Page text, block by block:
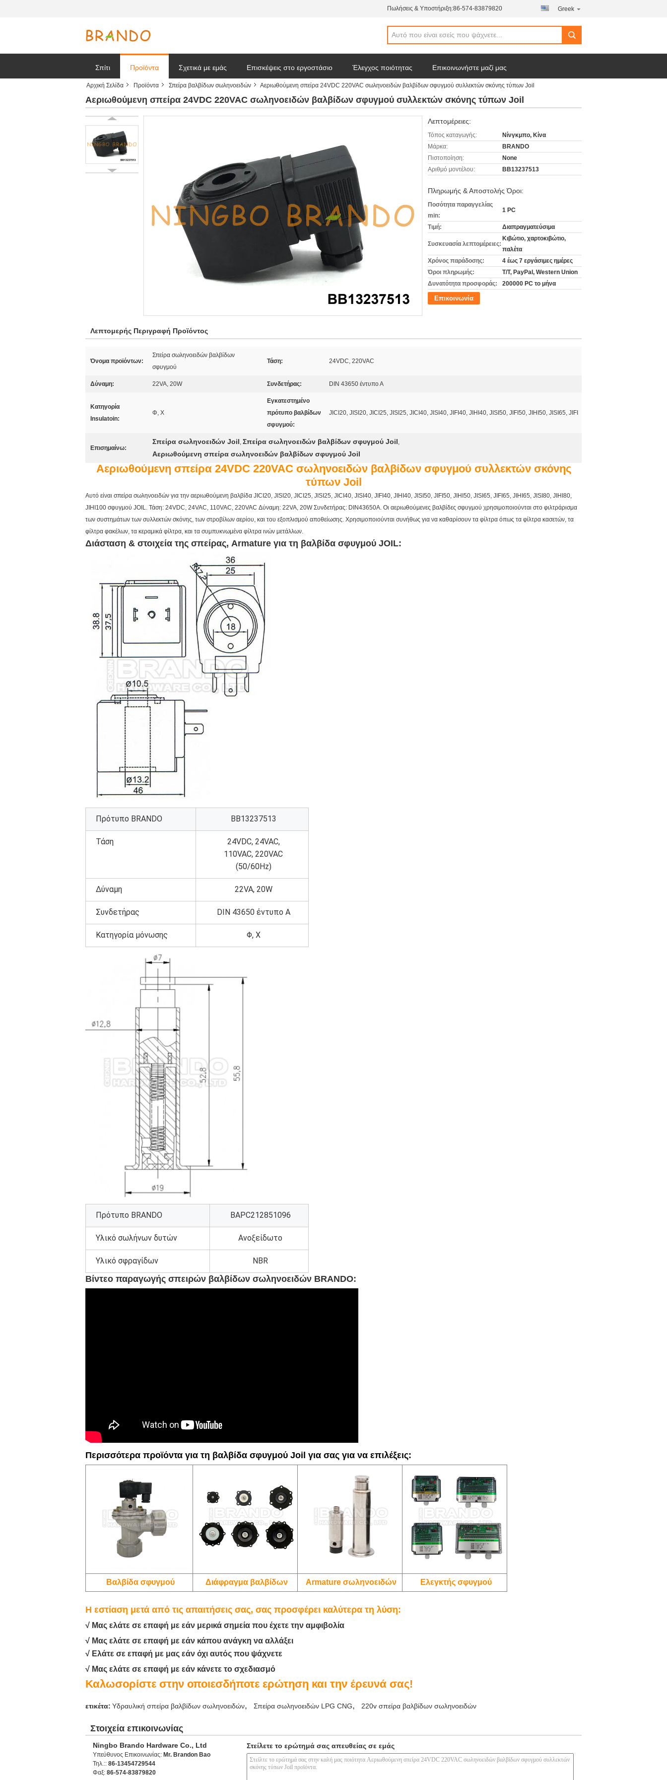
Πωλήσεις & Υποστήριξη:86-574-83879820 Greek
Σπίτι Προϊόντα Σχετικά με εμάς Επισκέψεις στο εργοστάσιο Έλεγχος ποιότητας Επικοινωνήστε μαζί μας
Ζητήστε ένα απόσπασμα Ειδήσεις επιχείρησης
Αρχική Σελίδα Προϊόντα Σπείρα βαλβίδων σωληνοειδών Αεριωθούμενη σπείρα 24VDC 220VAC σωληνοειδών βαλβίδων σφυγμού συλλεκτών σκόνης τύπων Joil
Αεριωθούμενη σπείρα 24VDC 220VAC σωληνοειδών βαλβίδων σφυγμού συλλεκτών σκόνης τύπων Joil
Λεπτομέρειες:
Τόπος καταγωγής:
Νίνγκμπο, Κίνα
Μάρκα:
BRANDO
Πιστοποίηση:
None
Αριθμό μοντέλου:
BB13237513
Πληρωμής & Αποστολής Όροι:
Ποσότητα παραγγελίας
min:
1 PC
Τιμή: Διαπραγματεύσιμα
Συσκευασία λεπτομέρειες:
Κιβώτιο, χαρτοκιβώτιο,
παλέτα
Χρόνος παράδοσης:
4 έως 7 εργάσιμες ημέρες
Όροι πληρωμής:
T/T, PayPal, Western Union
Δυνατότητα προσφοράς:
200000 PC το μήνα
Επικοινωνία
Λεπτομερής Περιγραφή Προϊόντος
Όνομα προϊόντων:
Σπείρα σωληνοειδών βαλβίδων
σφυγμού
Τάση: 24VDC, 220VAC
Δύναμη: 22VA, 20W Συνδετήρας: DIN 43650 έντυπο Α
Κατηγορία
Insulatoin:
Φ, Χ
Εγκατεστημένο
πρότυπο βαλβίδων
σφυγμού:
JICI20, JISI20, JICI25, JISI25, JICI40, JISI40, JIFI40, JIHI40, JISI50, JIFI50, JIHI50, JISI65, JIFI
Επισημαίνω:
Σπείρα σωληνοειδών Joil, Σπείρα σωληνοειδών βαλβίδων σφυγμού Joil,
Αεριωθούμενη σπείρα σωληνοειδών βαλβίδων σφυγμού Joil
Αεριωθούμενη σπείρα 24VDC 220VAC σωληνοειδών βαλβίδων σφυγμού συλλεκτών σκόνης
τύπων Joil
Αυτό είναι σπείρα σωληνοειδών για την αεριωθούμενη βαλβίδα JICI20, JISI20, JICI25, JISI25, JICI40, JISI40, JIFI40, JIHI40, JISI50, JIFI50, JIHI50, JISI65, JIFI65, JIHI65, JISI80, JIHI80,
JIHI100 σφυγμού JOIL. Τάση: 24VDC, 24VAC, 110VAC, 220VAC Δύναμη: 22VA, 20W Συνδετήρας: DIN43650A. Οι αεριωθούμενες βαλβίδες σφυγμού χρησιμοποιούνται στο φιλτράρισμα
των συστημάτων των συλλεκτών σκόνης, των στροβίλων αερίου, και του εξοπλισμού αποθείωσης. Χρησιμοποιούνται συνήθως για να καθαρίσουν τα φίλτρα όπως τα φίλτρα κασετών, τα
φίλτρα φακέλων, τα κεραμικά φίλτρα, και τα συμπυκνωμένα φίλτρα ινών μετάλλων.
Διάσταση & στοιχεία της σπείρας, Armature για τη βαλβίδα σφυγμού JOIL:
Πρότυπο BRANDO BB13237513
Τάση
24VDC, 24VAC,
110VAC, 220VAC
(50/60Hz)
Δύναμη 22VA, 20W
Συνδετήρας DIN 43650 έντυπο Α
Κατηγορία μόνωσης Φ, Χ
Πρότυπο BRANDO BAPC212851096
Υλικό σωλήνων δυτών Ανοξείδωτο
Υλικό σφραγίδων NBR
Βίντεο παραγωγής σπειρών βαλβίδων σωληνοειδών BRANDO:
Περισσότερα προϊόντα για τη βαλβίδα σφυγμού Joil για σας για να επιλέξεις:
Βαλβίδα σφυγμού Διάφραγμα βαλβίδων Armature σωληνοειδών Ελεγκτής σφυγμού
Η εστίαση μετά από τις απαιτήσεις σας, σας προσφέρει καλύτερα τη λύση:
√ Μας ελάτε σε επαφή με εάν μερικά σημεία που έχετε την αμφιβολία
√ Μας ελάτε σε επαφή με εάν κάπου ανάγκη να αλλάξει
√ Ελάτε σε επαφή με μας εάν όχι αυτός που ψάχνετε
√ Μας ελάτε σε επαφή με εάν κάνετε το σχεδιασμό
Καλωσορίστε στην οποιεσδήποτε ερώτηση και την έρευνά σας!
ετικέτα: Υδραυλική σπείρα βαλβίδων σωληνοειδών, Σπείρα σωληνοειδών LPG CNG, 220v σπείρα βαλβίδων σωληνοειδών
Στοιχεία επικοινωνίας
Ningbo Brando Hardware Co., Ltd
Υπεύθυνος Επικοινωνίας: Mr. Brandon Bao
Τηλ.:: 86-13454729544
Φαξ: 86-574-83879820
Στείλετε το ερώτημά σας απευθείας σε εμάς